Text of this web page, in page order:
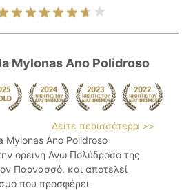
Mylonas Ano Polidroso
Δείτε περισσότερα >>
Mylonas Ano Polidroso
ορεινή Άνω Πολύδροσο της
Παρνασσό, και αποτελεί
που προσφέρει